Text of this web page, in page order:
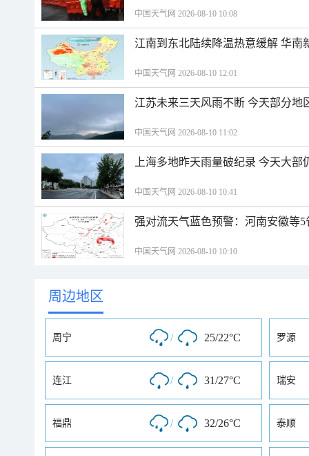
中国天气网 2026-08-10 10:08
江南到东北陆续降温热意缓解 华南
中国天气网 2026-08-10 12:01
江苏未来三天风雨不断 今天部分地
中国天气网 2026-08-10 11:02
上海多地昨天雨量破纪录 今天大
中国天气网 2026-08-10 10:41
强对流天气蓝色预警：河南安徽等
中国天气网 2026-08-10 10:10
周边地区
周宁 / 25/22°C 罗源
连江 / 31/27°C 瑞安
福鼎 / 32/26°C 泰顺